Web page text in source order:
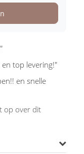
top levering!"
en snelle
op over dit